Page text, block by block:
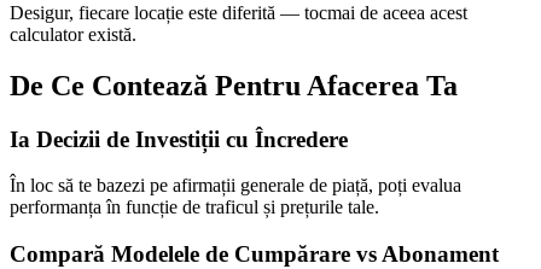
Desigur, fiecare locație este diferită — tocmai de aceea acest
calculator există.
De Ce Contează Pentru Afacerea Ta
Ia Decizii de Investiții cu Încredere
În loc să te bazezi pe afirmații generale de piață, poți evalua
performanța în funcție de traficul și prețurile tale.
Compară Modelele de Cumpărare vs Abonament